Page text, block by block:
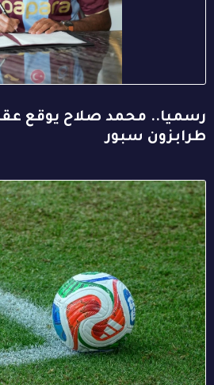
رسميا.. محمد صلاح يوقع
طرابزون سبور